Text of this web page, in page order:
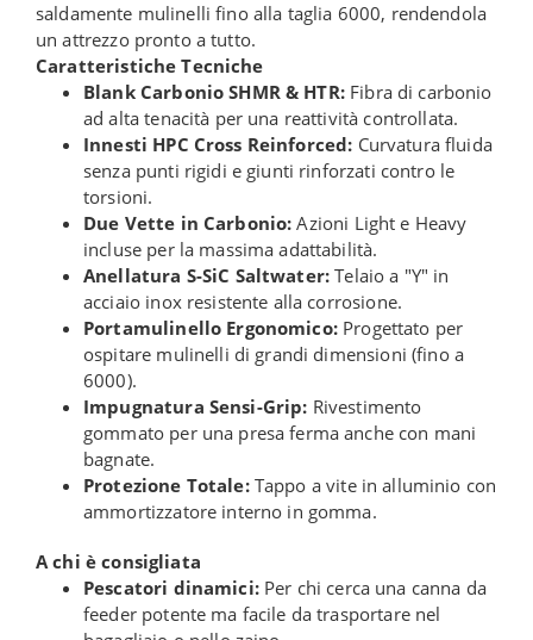
saldamente mulinelli fino alla taglia 6000, rendendola
un attrezzo pronto a tutto.
Caratteristiche Tecniche
Blank Carbonio SHMR & HTR:Fibra di carbonio
ad alta tenacità per una reattività controllata.
Innesti HPC Cross Reinforced: Curvatura fluida
senza punti rigidi e giunti rinforzati contro le
torsioni.
Due Vette in Carbonio: Azioni Light e Heavy
incluse per la massima adattabilità.
Anellatura S-SiC Saltwater: Telaio a "Y" in
acciaio inox resistente alla corrosione.
Portamulinello Ergonomico:Progettato per
ospitare mulinelli di grandi dimensioni (fino a
6000).
Impugnatura Sensi-Grip: Rivestimento
gommato per una presa ferma anche con mani
bagnate.
Protezione Totale:Tappo a vite in alluminio con
ammortizzatore interno in gomma.
A chi è consigliata
Pescatori dinamici:Per chi cerca una canna da
feeder potente ma facile da trasportare nel